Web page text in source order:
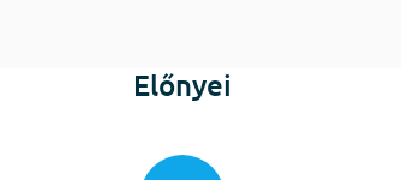
Előnyei